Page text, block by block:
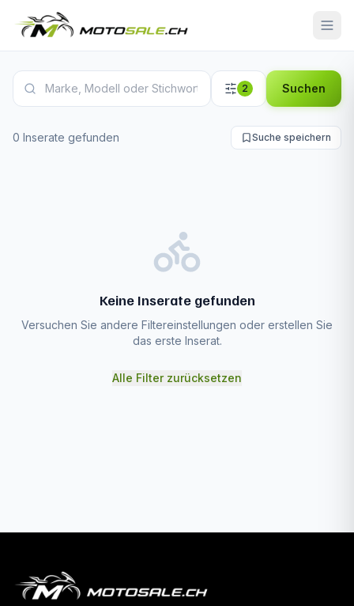
Yamaha MT-09 Inserate
2 Suchen
0 Inserate gefunden Suche speichern
Keine Inserate gefunden
Versuchen Sie andere Filtereinstellungen oder erstellen Sie
das erste Inserat.
Alle Filter zurücksetzen